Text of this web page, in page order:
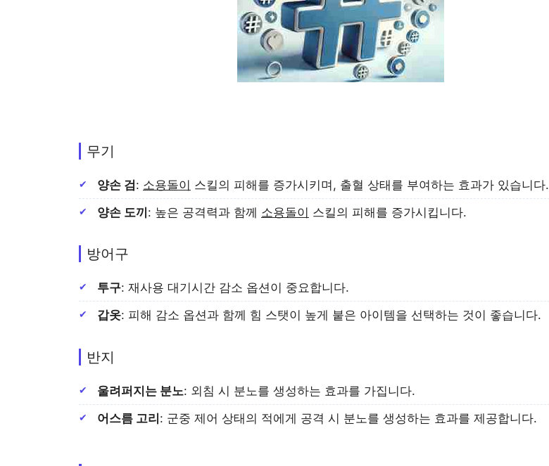
무기
양손 검: 소용돌이 스킬의 피해를 증가시키며, 출혈 상태를 부여하는 효과가 있습니다.
양손 도끼: 높은 공격력과 함께 소용돌이 스킬의 피해를 증가시킵니다.
방어구
투구: 재사용 대기시간 감소 옵션이 중요합니다.
갑옷: 피해 감소 옵션과 함께 힘 스탯이 높게 붙은 아이템을 선택하는 것이 좋습니다.
반지
울려퍼지는 분노: 외침 시 분노를 생성하는 효과를 가집니다.
어스름 고리: 군중 제어 상태의 적에게 공격 시 분노를 생성하는 효과를 제공합니다.